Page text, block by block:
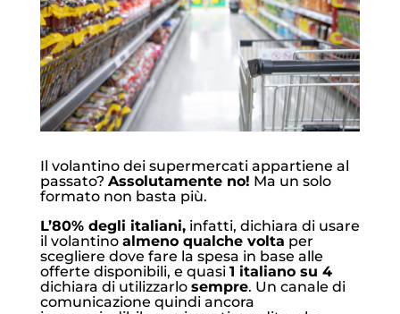
Il volantino dei supermercati appartiene al
passato? Assolutamente no! Ma un solo
formato non basta più.
L’80% degli italiani,infatti, dichiara di usare
il volantino almeno qualche volta per
scegliere dove fare la spesa in base alle
offerte disponibili, e quasi 1 italiano su 4
dichiara di utilizzarlo sempre. Un canale di
comunicazione quindi ancora